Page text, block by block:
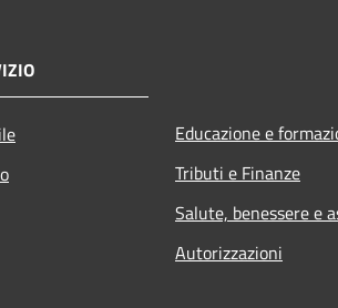
Educazione e
Tributi e Finanze
Salute, benessere e
Autorizzazioni